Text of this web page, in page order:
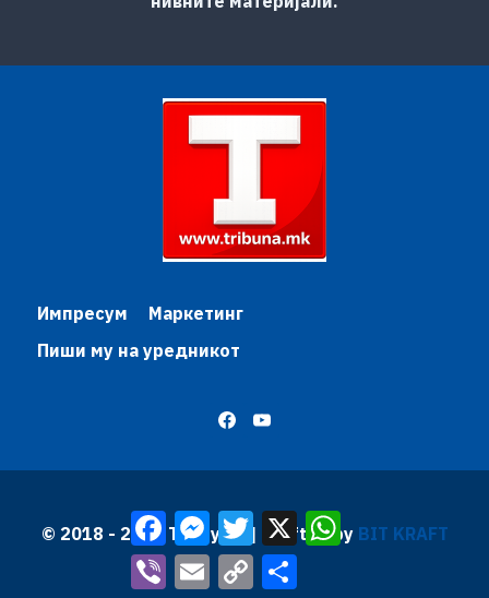
Импресум
Маркетинг
Пиши му на уредникот
© 2018 - 2026 Трибуна | Krafted by BIT KRAFT
FacebookMessenger
TwitterX
Viber
Email Copy
Link